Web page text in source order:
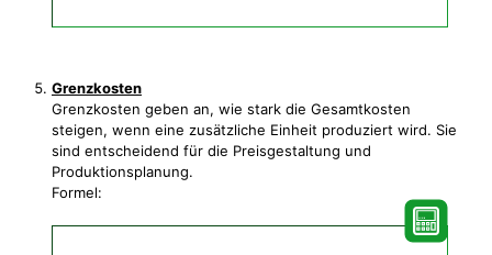
Grenzkosten
Grenzkosten geben an, wie stark die Gesamtkosten
steigen, wenn eine zusätzliche Einheit produziert wird. Sie
sind entscheidend für die Preisgestaltung und
Produktionsplanung.
Formel: